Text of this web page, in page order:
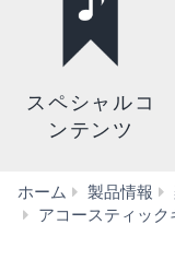
スペシャルコ
ンテンツ
ホーム 製品情報
アコースティック